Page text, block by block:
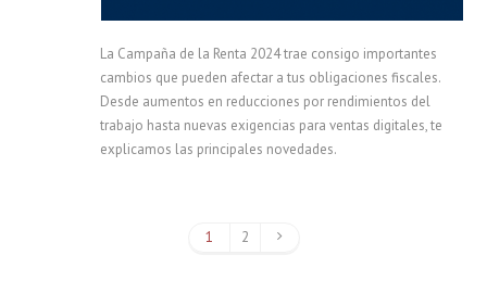
La Campaña de la Renta 2024 trae consigo importantes
cambios que pueden afectar a tus obligaciones fiscales.
Desde aumentos en reducciones por rendimientos del
trabajo hasta nuevas exigencias para ventas digitales, te
explicamos las principales novedades.
1 2